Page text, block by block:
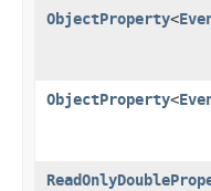
ObjectProperty<
ObjectProperty<